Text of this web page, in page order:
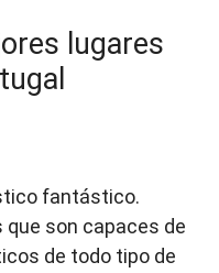
lugares
fantástico.
son capaces de
de todo tipo de